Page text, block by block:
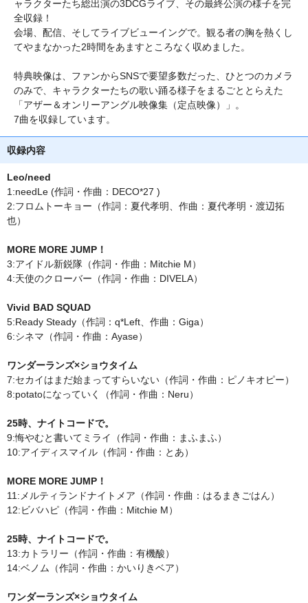
ャラクターたち総出演の3DCGライブ、その最終公演の様子を完
全収録！
会場、配信、そしてライブビューイングで。観る者の胸を熱くし
てやまなかった2時間をあますところなく収めました。
特典映像は、ファンからSNSで要望多数だった、ひとつのカメラ
のみで、キャラクターたちの歌い踊る様子をまるごととらえた
「アザー＆オンリーアングル映像集（定点映像）」。
7曲を収録しています。
収録内容
Leo/need
1:needLe (作詞・作曲：DECO*27 )
2:フロムトーキョー（作詞：夏代孝明、作曲：夏代孝明・渡辺拓
也）
MORE MORE JUMP！
3:アイドル新鋭隊（作詞・作曲：Mitchie M）
4:天使のクローバー（作詞・作曲：DIVELA）
Vivid BAD SQUAD
5:Ready Steady（作詞：q*Left、作曲：Giga）
6:シネマ（作詞・作曲：Ayase）
ワンダーランズ×ショウタイム
7:セカイはまだ始まってすらいない（作詞・作曲：ピノキオピー）
8:potatoになっていく（作詞・作曲：Neru）
25時、ナイトコードで。
9:悔やむと書いてミライ（作詞・作曲：まふまふ）
10:アイディスマイル（作詞・作曲：とあ）
MORE MORE JUMP！
11:メルティランドナイトメア（作詞・作曲：はるまきごはん）
12:ビバハピ（作詞・作曲：Mitchie M）
25時、ナイトコードで。
13:カトラリー（作詞・作曲：有機酸）
14:ベノム（作詞・作曲：かいりきベア）
ワンダーランズ×ショウタイム